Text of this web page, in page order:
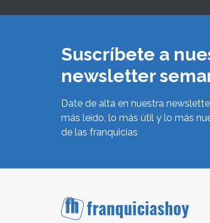
Suscríbete a
newsletter
Date de alta en nuestra
más leído, lo más útil y lo más
de las franquicias